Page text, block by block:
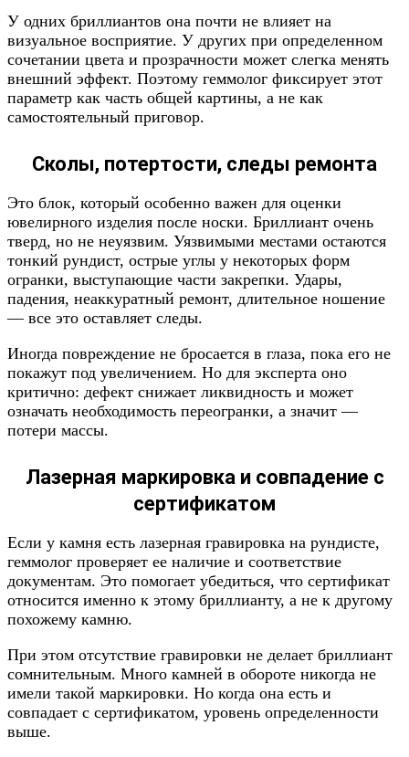
У одних бриллиантов она почти не влияет на
визуальное восприятие. У других при определенном
сочетании цвета и прозрачности может слегка менять
внешний эффект. Поэтому геммолог фиксирует этот
параметр как часть общей картины, а не как
самостоятельный приговор.
Сколы, потертости, следы ремонта
Это блок, который особенно важен для оценки
ювелирного изделия после носки. Бриллиант очень
тверд, но не неуязвим. Уязвимыми местами остаются
тонкий рундист, острые углы у некоторых форм
огранки, выступающие части закрепки. Удары,
падения, неаккуратный ремонт, длительное ношение
— все это оставляет следы.
Иногда повреждение не бросается в глаза, пока его не
покажут под увеличением. Но для эксперта оно
критично: дефект снижает ликвидность и может
означать необходимость переогранки, а значит —
потери массы.
Лазерная маркировка и совпадение с
сертификатом
Если у камня есть лазерная гравировка на рундисте,
геммолог проверяет ее наличие и соответствие
документам. Это помогает убедиться, что сертификат
относится именно к этому бриллианту, а не к другому
похожему камню.
При этом отсутствие гравировки не делает бриллиант
сомнительным. Много камней в обороте никогда не
имели такой маркировки. Но когда она есть и
совпадает с сертификатом, уровень определенности
выше.